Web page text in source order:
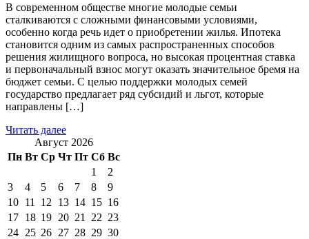
В современном обществе многие молодые семьи
сталкиваются с сложными финансовыми условиями,
особенно когда речь идет о приобретении жилья. Ипотека
становится одним из самых распространенных способов
решения жилищного вопроса, но высокая процентная ставка
и первоначальный взнос могут оказать значительное бремя на
бюджет семьи. С целью поддержки молодых семей
государство предлагает ряд субсидий и льгот, которые
направлены […]
Читать далее
Август 2026
Пн Вт Ср Чт Пт Сб Вс
1
2
3
4 5 6 7 8
9
10 11 12 13 14 15 16
17 18 19 20 21 22 23
24 25 26 27 28 29 30